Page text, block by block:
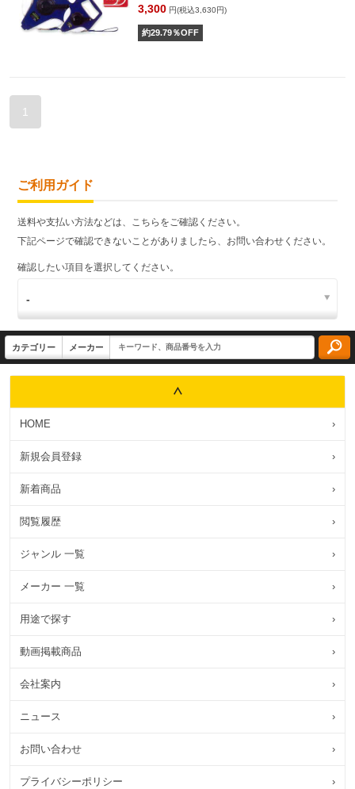
3,300 円(税込3,630円)
約29.79％OFF
1
ご利用ガイド
送料や支払い方法などは、こちらをご確認ください。
下記ページで確認できないことがありましたら、お問い合わせください。
確認したい項目を選択してください。
HOME ›
新規会員登録 ›
新着商品 ›
閲覧履歴 ›
ジャンル 一覧 ›
メーカー 一覧 ›
用途で探す ›
動画掲載商品 ›
会社案内 ›
ニュース ›
お問い合わせ ›
プライバシーポリシー ›